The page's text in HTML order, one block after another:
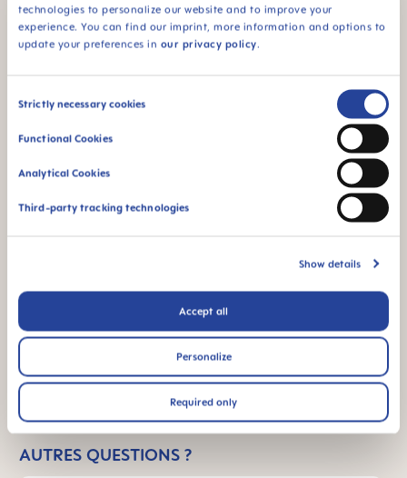
technologies to personalize our website and to improve your
experience. You can find our imprint, more information and options to
update your preferences in our privacy policy.
Consent
Strictly necessary cookies
Functional Cookies
Analytical Cookies
Third-party tracking technologies
Show details
Accept all
Personalize
Required only
BPA & BPS FREE
Sans BPA/BPS : Ce
conformément à la
vigueur. Il ne contient
Pour les bébés dès
When does baby switch over from the bottle
to the drinking cup?
Pourquoi sans BPA et BPS ?
AUTRES QUESTIONS ?